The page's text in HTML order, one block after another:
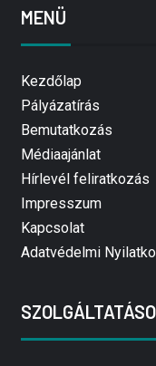
MENÜ
Kezdőlap
Pályázatírás
Bemutatkozás
Médiaajánlat
Hírlevél feliratkozás
Impresszum
Kapcsolat
Adatvédelmi